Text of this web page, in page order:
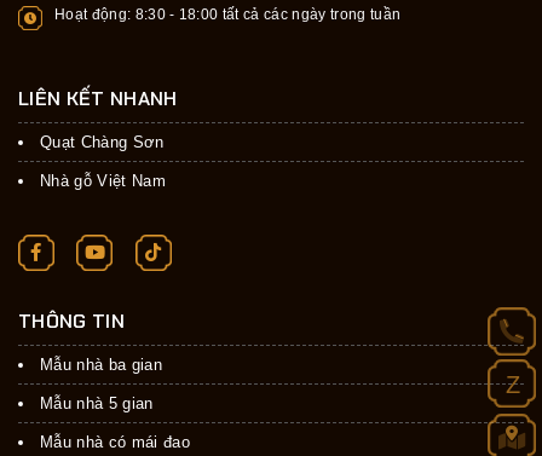
Hoạt động: 8:30 - 18:00 tất cả các ngày trong tuần
LIÊN KẾT NHANH
Quạt Chàng Sơn
Nhà gỗ Việt Nam
THÔNG TIN
Mẫu nhà ba gian
Mẫu nhà 5 gian
Mẫu nhà có mái đao
Z